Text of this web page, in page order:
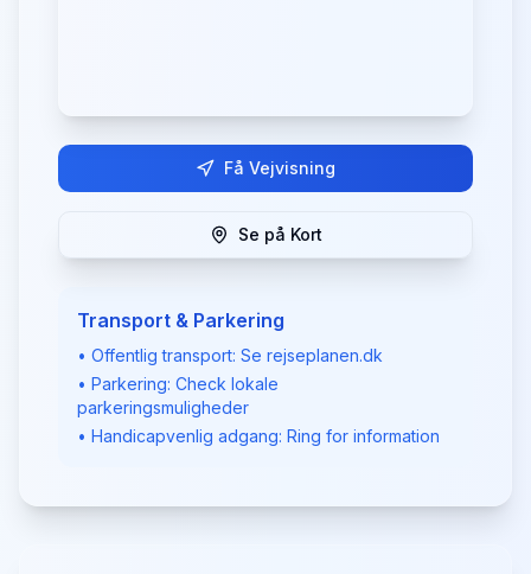
Få Vejvisning
Se på Kort
Transport & Parkering
• Offentlig transport: Se rejseplanen.dk
• Parkering: Check lokale
parkeringsmuligheder
• Handicapvenlig adgang: Ring for information